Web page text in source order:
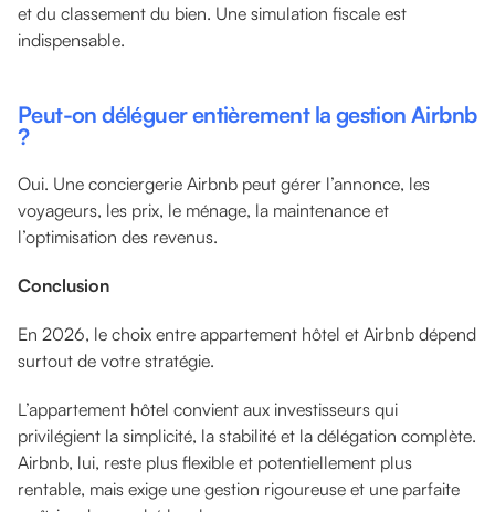
et du classement du bien. Une simulation fiscale est
indispensable.
Peut-on déléguer entièrement la gestion Airbnb
?
Oui. Une conciergerie Airbnb peut gérer l’annonce, les
voyageurs, les prix, le ménage, la maintenance et
l’optimisation des revenus.
Conclusion
En 2026, le choix entre appartement hôtel et Airbnb dépend
surtout de votre stratégie.
L’appartement hôtel convient aux investisseurs qui
privilégient la simplicité, la stabilité et la délégation complète.
Airbnb, lui, reste plus flexible et potentiellement plus
rentable, mais exige une gestion rigoureuse et une parfaite